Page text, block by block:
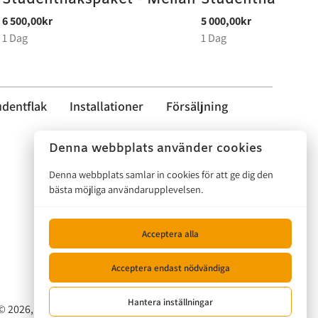
Installationer Försäljning
2026, Musikalen | Privacy policy|Powered by Booqable
Denna webbplats använder cookies
Denna webbplats samlar in cookies för att ge dig den
bästa möjliga användarupplevelsen.
Acceptera alla
Acceptera endast nödvändiga
Hantera inställningar